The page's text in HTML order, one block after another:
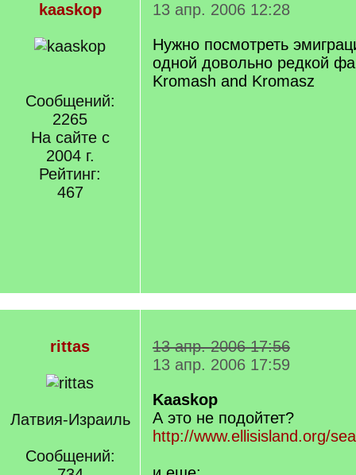
kaaskop
Сообщений:
2265
На сайте с
2004 г.
Рейтинг:
467
13 апр. 2006 12:28
Нужно посмотреть
одной довольно редкой
Kromash and Kromasz
rittas
Латвия-Израиль
Сообщений:
13 апр. 2006 17:56
13 апр. 2006 17:59
Kaaskop
А это не подойтет?
http://www.ellisisland.org/